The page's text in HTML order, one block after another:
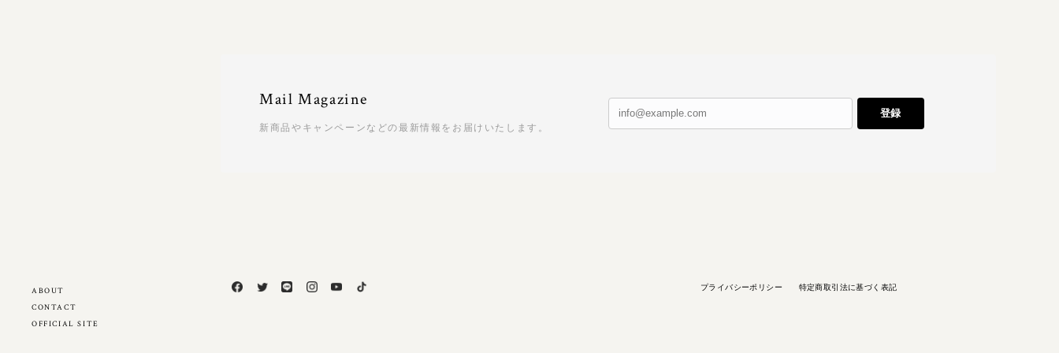
ABOUT
CONTACT
OFFICIAL SITE
Mail Magazine
新商品やキャンペーンなどの最新情報をお届けいたします。
登録
プライバシーポリシー 特定商取引法に基づく表記